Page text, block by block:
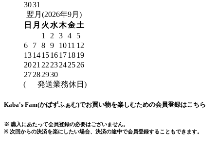
3031
翌月(2026年9月)
日 月 火 水木金土
1
2 3 4
5
6
7 8 9 1011 12
13141516171819
2021 22 23242526
27282930
(
発送業務休日)
Kaba's Fam(かばずふぁむ)でお買い物を楽しむための会員登録はこちら
※ 購入にあたって会員登録の必要はございません。
※ 次回からの決済を楽にしたい場合、決済の途中で会員登録することもできます。